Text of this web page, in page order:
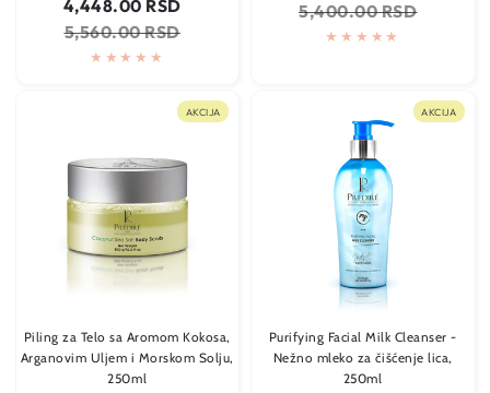
na
sniženju
4,448.00 RSD
5,560.00 RSD
sniženju
5,400.00 RSD
AKCIJA
Piling za Telo sa Aromom Kokosa,
Arganovim Uljem i Morskom Solju,
250ml
AKCIJA
Purifying Facial Milk Cleanser -
Nežno mleko za čišćenje lica,
250ml